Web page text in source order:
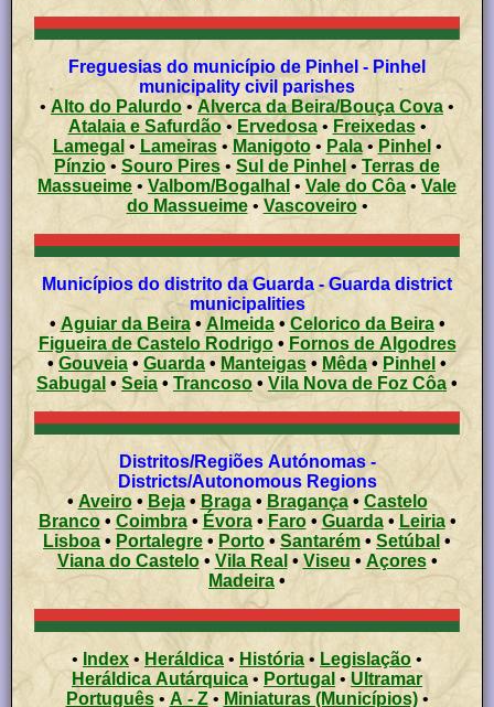
Freguesias do município de Pinhel - Pinhel
municipality civil parishes
• Alto do Palurdo • Alverca da Beira/Bouça Cova •
Atalaia e Safurdão• Ervedosa• Freixedas •
Lamegal • Lameiras • Manigoto• Pala• Pinhel •
Pínzio• Souro Pires • Sul de Pinhel •Terras de
Massueime • Valbom/Bogalhal • Vale do Côa • Vale
do Massueime• Vascoveiro•
Municípios do distrito da Guarda - Guarda district
municipalities
•Aguiar da Beira•Almeida• Celorico da Beira•
Figueira de Castelo Rodrigo• Fornos de Algodres
•Gouveia • Guarda • Manteigas • Mêda• Pinhel •
Sabugal • Seia • Trancoso • Vila Nova de Foz Côa•
Distritos/Regiões Autónomas -
Districts/Autonomous Regions
• Aveiro• Beja• Braga• Bragança• Castelo
Branco• Coimbra• Évora• Faro•Guarda• Leiria•
Lisboa• Portalegre • Porto•Santarém • Setúbal •
Viana do Castelo• Vila Real •Viseu • Açores •
Madeira •
• Index • Heráldica • História • Legislação •
Heráldica Autárquica • Portugal •Ultramar
Português• A - Z• Miniaturas (Municípios)•